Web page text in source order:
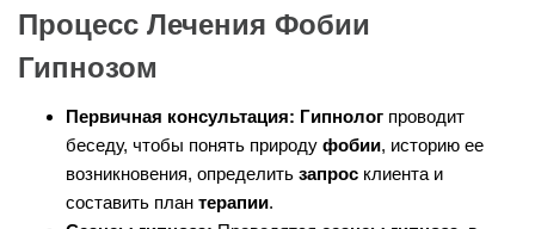
Процесс Лечения Фобии
Гипнозом
Первичная консультация: Гипнолог проводит
беседу, чтобы понять природу фобии, историю ее
возникновения, определить запрос клиента и
составить план терапии.